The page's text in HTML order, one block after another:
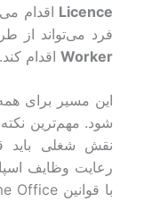
Licence اقدام
فرد می‌تواند از
Workerاقدام کند.
این مسیر برای
شود. مهم‌ترین
نقش شغلی باید
رعایت وظایف